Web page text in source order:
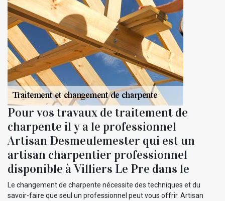
Pour vos travaux de traitement de
charpente il y a le professionnel
Artisan Desmeulemester qui est un
artisan charpentier professionnel
disponible à Villiers Le Pre dans le
Le changement de charpente nécessite des techniques et du
savoir-faire que seul un professionnel peut vous offrir. Artisan